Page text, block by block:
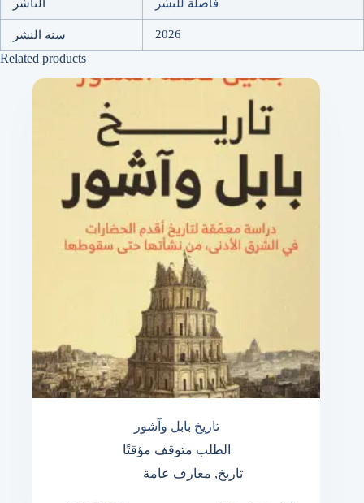
الناشر فاصلة للنشر
سنة النشر 2026
Related products
تاريخ بابل وآشور
الطلب متوقف مؤقتًا
تاريخ, معارف عامة